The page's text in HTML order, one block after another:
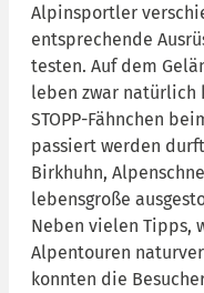
Alpinsportler
entsprechende
testen. Auf dem
leben zwar natürlich
STOPP-Fähnchen
passiert werden
Birkhuhn,
lebensgroße
Neben vielen Tipps,
Alpentouren
konnten die